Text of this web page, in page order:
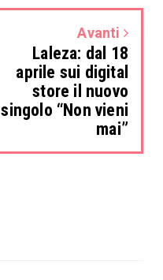
Avanti
Laleza: dal 18
aprile sui digital
store il nuovo
singolo “Non vieni
mai”